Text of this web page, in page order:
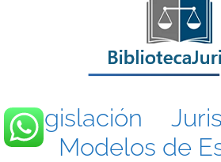
Legislación
Modelos de